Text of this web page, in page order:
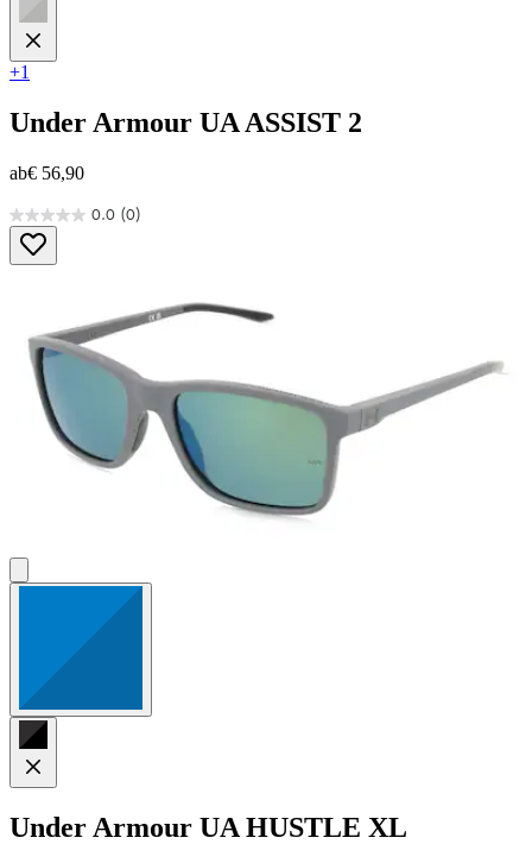
+1
Under Armour UA ASSIST 2
ab€ 56,90
0.0 (0)
0.0
von
5
Under Armour UA HUSTLE XL